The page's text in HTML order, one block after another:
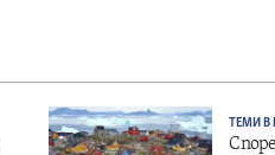
ТЕМИ В